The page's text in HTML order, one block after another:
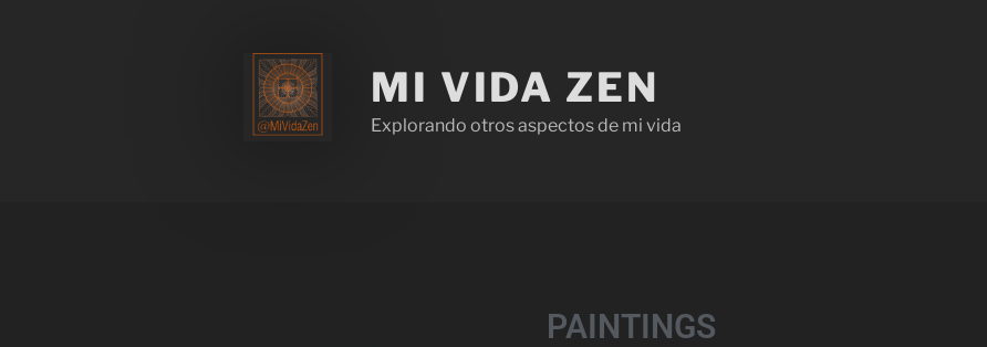
MI VIDA ZEN
Explorando otros aspectos de mi vida
PAINTINGS